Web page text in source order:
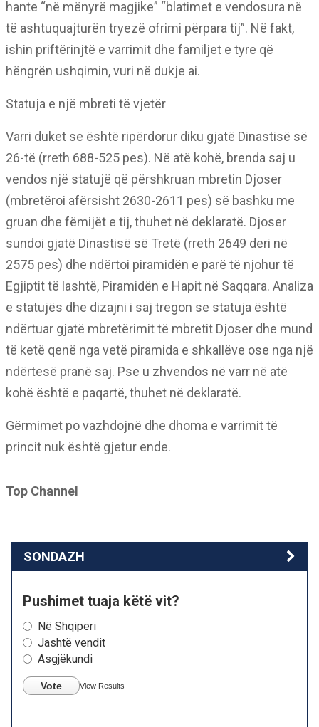
hante “në mënyrë magjike” “blatimet e vendosura në
të ashtuquajturën tryezë ofrimi përpara tij”. Në fakt,
ishin priftërinjtë e varrimit dhe familjet e tyre që
hëngrën ushqimin, vuri në dukje ai.
Statuja e një mbreti të vjetër
Varri duket se është ripërdorur diku gjatë Dinastisë së
26-të (rreth 688-525 pes). Në atë kohë, brenda saj u
vendos një statujë që përshkruan mbretin Djoser
(mbretëroi afërsisht 2630-2611 pes) së bashku me
gruan dhe fëmijët e tij, thuhet në deklaratë. Djoser
sundoi gjatë Dinastisë së Tretë (rreth 2649 deri në
2575 pes) dhe ndërtoi piramidën e parë të njohur të
Egjiptit të lashtë, Piramidën e Hapit në Saqqara. Analiza
e statujës dhe dizajni i saj tregon se statuja është
ndërtuar gjatë mbretërimit të mbretit Djoser dhe mund
të ketë qenë nga vetë piramida e shkallëve ose nga një
ndërtesë pranë saj. Pse u zhvendos në varr në atë
kohë është e paqartë, thuhet në deklaratë.
Gërmimet po vazhdojnë dhe dhoma e varrimit të
princit nuk është gjetur ende.
Top Channel
SONDAZH
Pushimet tuaja këtë vit?
Në Shqipëri
Jashtë vendit
Asgjëkundi
Vote View Results